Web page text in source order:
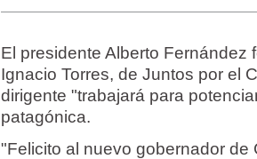
El presidente Alberto Fernández
Ignacio Torres, de Juntos por el
dirigente "trabajará para
patagónica.
"Felicito al nuevo gobernador